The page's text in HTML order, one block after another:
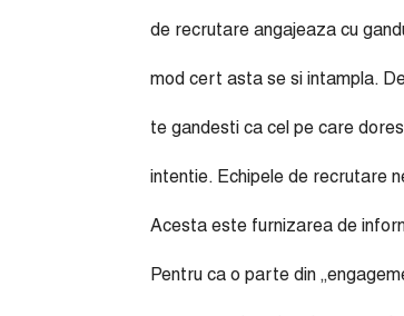
de recrutare angajeaza cu
mod cert asta se si intampla.
te gandesti ca cel pe care
intentie. Echipele de recrutare
Acesta este furnizarea de
Pentru ca o parte din